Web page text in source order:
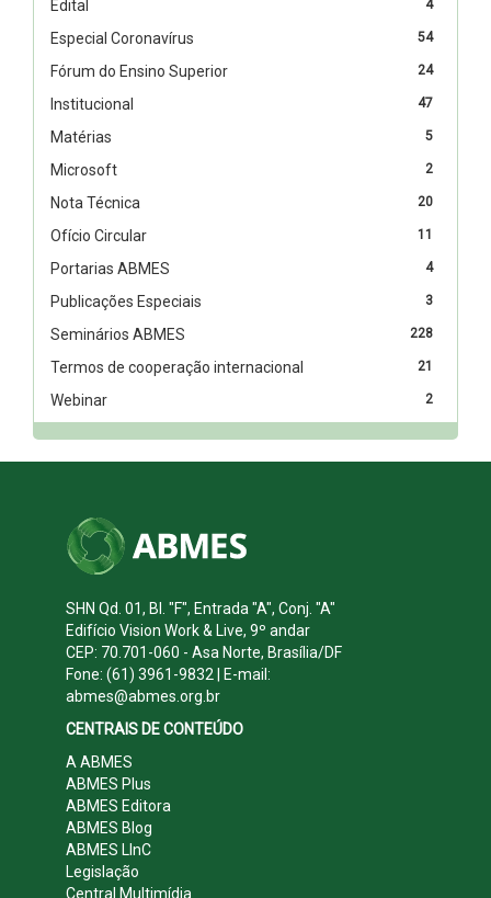
4
Edital
54
Especial Coronavírus
24
Fórum do Ensino Superior
47
Institucional
5
Matérias
2
Microsoft
20
Nota Técnica
11
Ofício Circular
4
Portarias ABMES
3
Publicações Especiais
228
Seminários ABMES
21
Termos de cooperação internacional
2
Webinar
SHN Qd. 01, Bl. "F", Entrada "A", Conj. "A"
Edifício Vision Work & Live, 9º andar
CEP: 70.701-060 - Asa Norte, Brasília/DF
Fone: (61) 3961-9832 | E-mail:
abmes@abmes.org.br
CENTRAIS DE CONTEÚDO
A ABMES
ABMES Plus
ABMES Editora
ABMES Blog
ABMES LInC
Legislação
Central Multimídia